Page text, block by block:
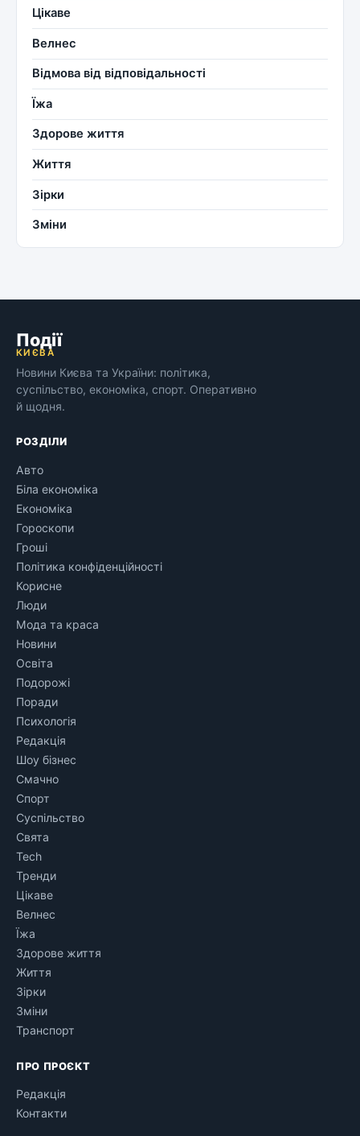
Цікаве
Велнес
Відмова від відповідальності
Їжа
Здорове життя
Життя
Зірки
Зміни
Події
КИЄВА
Новини Києва та України: політика,
суспільство, економіка, спорт. Оперативно
й щодня.
РОЗДІЛИ
Авто
Біла економіка
Економіка
Гороскопи
Гроші
Політика конфіденційності
Корисне
Люди
Мода та краса
Новини
Освіта
Подорожі
Поради
Психологія
Редакція
Шоу бізнес
Смачно
Спорт
Суспільство
Свята
Tech
Тренди
Цікаве
Велнес
Їжа
Здорове життя
Життя
Зірки
Зміни
Транспорт
ПРО ПРОЄКТ
Редакція
Контакти